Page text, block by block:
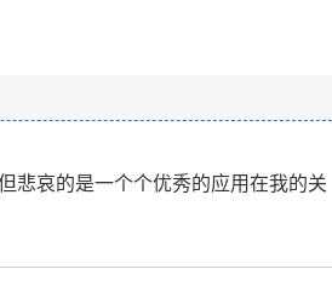
悲哀的是一个个优秀的应用在我的关